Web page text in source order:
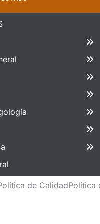
de CalidadPolítica